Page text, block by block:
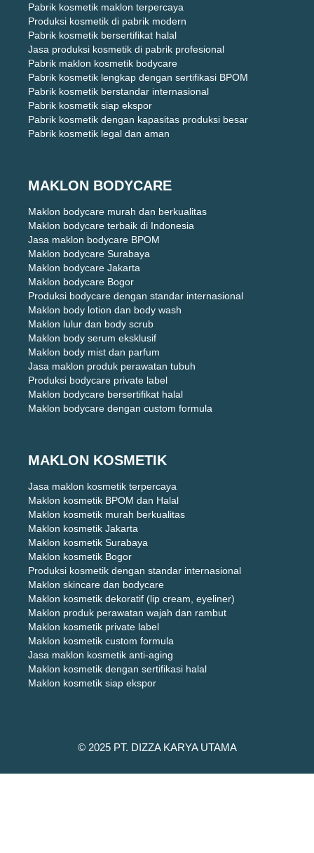
Pabrik kosmetik maklon terpercaya
Produksi kosmetik di pabrik modern
Pabrik kosmetik bersertifikat halal
Jasa produksi kosmetik di pabrik profesional
Pabrik maklon kosmetik bodycare
Pabrik kosmetik lengkap dengan sertifikasi BPOM
Pabrik kosmetik berstandar internasional
Pabrik kosmetik siap ekspor
Pabrik kosmetik dengan kapasitas produksi besar
Pabrik kosmetik legal dan aman
MAKLON BODYCARE
Maklon bodycare murah dan berkualitas
Maklon bodycare terbaik di Indonesia
Jasa maklon bodycare BPOM
Maklon bodycare Surabaya
Maklon bodycare Jakarta
Maklon bodycare Bogor
Produksi bodycare dengan standar internasional
Maklon body lotion dan body wash
Maklon lulur dan body scrub
Maklon body serum eksklusif
Maklon body mist dan parfum
Jasa maklon produk perawatan tubuh
Produksi bodycare private label
Maklon bodycare bersertifikat halal
Maklon bodycare dengan custom formula
MAKLON KOSMETIK
Jasa maklon kosmetik terpercaya
Maklon kosmetik BPOM dan Halal
Maklon kosmetik murah berkualitas
Maklon kosmetik Jakarta
Maklon kosmetik Surabaya
Maklon kosmetik Bogor
Produksi kosmetik dengan standar internasional
Maklon skincare dan bodycare
Maklon kosmetik dekoratif (lip cream, eyeliner)
Maklon produk perawatan wajah dan rambut
Maklon kosmetik private label
Maklon kosmetik custom formula
Jasa maklon kosmetik anti-aging
Maklon kosmetik dengan sertifikasi halal
Maklon kosmetik siap ekspor
© 2025 PT. DIZZA KARYA UTAMA